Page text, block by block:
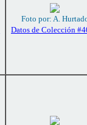
Foto por: A.
Datos de Colección